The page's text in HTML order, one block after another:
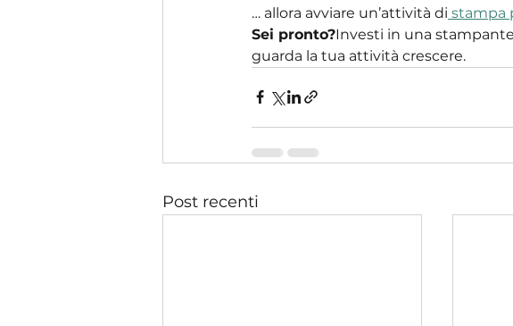
… allora avviare un’attività di stampa
Sei pronto?Investi in una
guarda la tua attività crescere.
Post recenti